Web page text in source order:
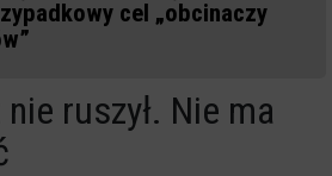
cel „obcinaczy
ruszył. Nie ma